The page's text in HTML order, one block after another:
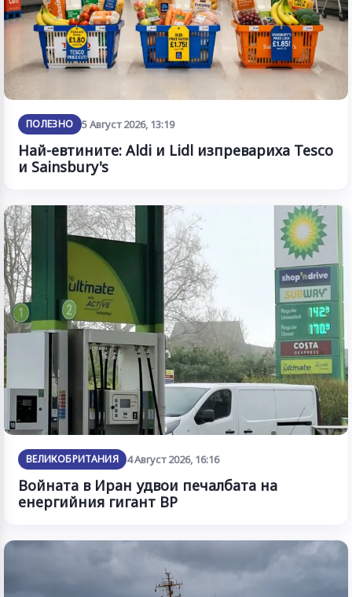
ПОЛЕЗНО 5 Август 2026, 13:19
Най-евтините: Aldi и Lidl изпревариха Tesco
и Sainsbury's
ВЕЛИКОБРИТАНИЯ 4 Август 2026, 16:16
Войната в Иран удвои печалбата на
енергийния гигант BP